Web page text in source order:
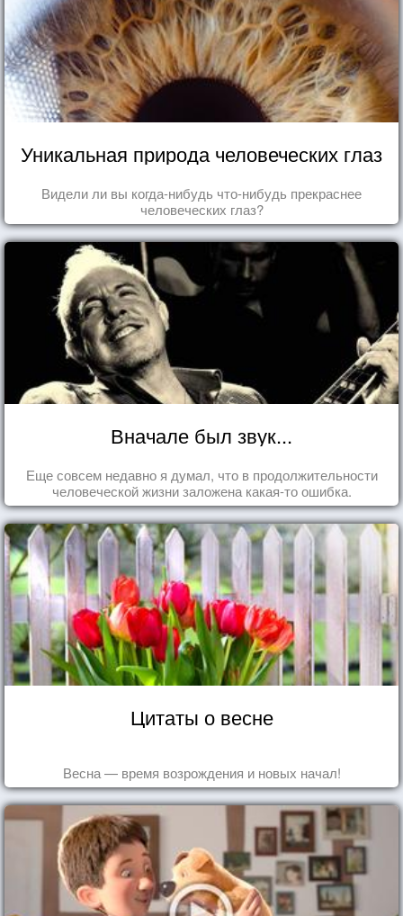
Уникальная природа человеческих глаз
Видели ли вы когда-нибудь что-нибудь прекраснее
человеческих глаз?
Вначале был звук...
Еще совсем недавно я думал, что в продолжительности
человеческой жизни заложена какая-то ошибка.
Цитаты о весне
Весна — время возрождения и новых начал!